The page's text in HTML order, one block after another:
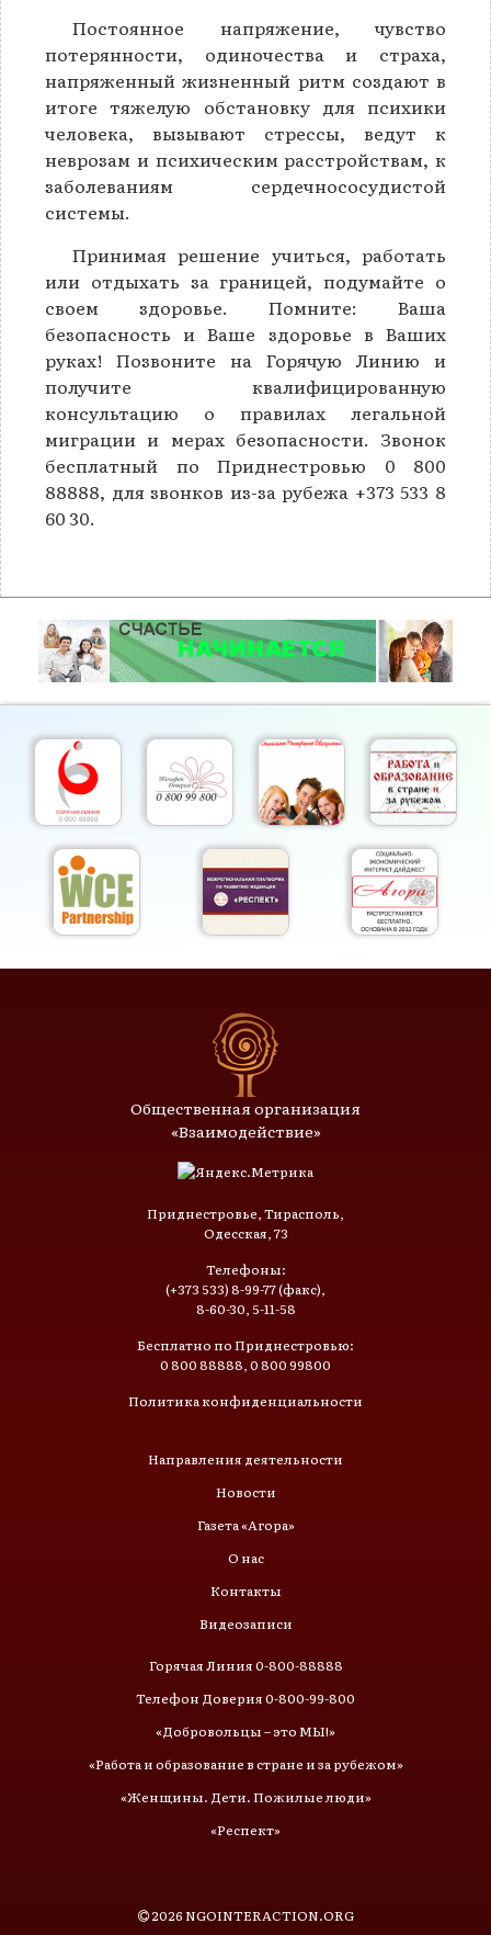
Постоянное напряжение, чувство
потерянности, одиночества и страха,
напряженный жизненный ритм создают в
итоге тяжелую обстановку для психики
человека, вызывают стрессы, ведут к
неврозам и психическим расстройствам, к
заболеваниям сердечнососудистой
системы.
Принимая решение учиться, работать
или отдыхать за границей, подумайте о
своем здоровье. Помните: Ваша
безопасность и Ваше здоровье в Ваших
руках! Позвоните на Горячую Линию и
получите квалифицированную
консультацию о правилах легальной
миграции и мерах безопасности. Звонок
бесплатный по Приднестровью 0 800
88888, для звонков из-за рубежа +373 533 8
60 30.
Общественная организация
«Взаимодействие»
Приднестровье, Тирасполь,
Одесская, 73
Телефоны:
(+373 533) 8-99-77 (факс),
8-60-30, 5-11-58
Бесплатно по Приднестровью:
0 800 88888, 0 800 99800
Политика конфиденциальности
Направления деятельности
Новости
Газета «Агора»
О нас
Контакты
Видеозаписи
Горячая Линия 0-800-88888
Телефон Доверия 0-800-99-800
«Добровольцы – это МЫ!»
«Работа и образование в стране и за рубежом»
«Женщины. Дети. Пожилые люди»
«Респект»
2026NGOINTERACTION.ORG